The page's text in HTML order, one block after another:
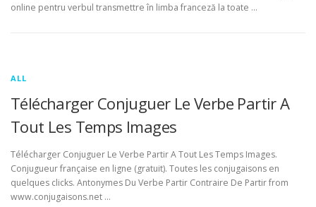
online pentru verbul transmettre în limba franceză la toate …
ALL
Télécharger Conjuguer Le Verbe Partir A
Tout Les Temps Images
Télécharger Conjuguer Le Verbe Partir A Tout Les Temps Images.
Conjugueur française en ligne (gratuit). Toutes les conjugaisons en
quelques clicks. Antonymes Du Verbe Partir Contraire De Partir from
www.conjugaisons.net …